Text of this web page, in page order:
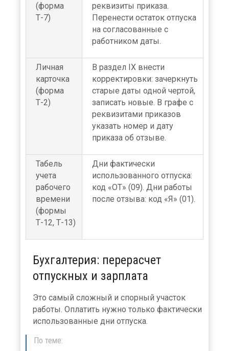
(форма
Т-7)
реквизиты приказа.
Перенести остаток отпуска
на согласованные с
работником даты.
Личная
карточка
(форма
Т-2)
В раздел IX внести
корректировки: зачеркнуть
старые даты одной чертой,
записать новые. В графе с
реквизитами приказов
указать номер и дату
приказа об отзыве.
Табель
учета
рабочего
времени
(формы
Т-12, Т-13)
Дни фактически
использованного отпуска:
код «ОТ» (09). Дни работы
после отзыва: код «Я» (01).
Бухгалтерия: перерасчет
отпускных и зарплата
Это самый сложный и спорный участок
работы. Оплатить нужно только фактически
использованные дни отпуска.
По теме: